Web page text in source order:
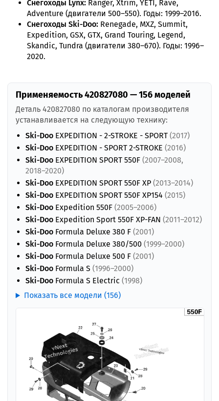
Снегоходы Lynx: Ranger, Xtrim, YETI, Rave,
Adventure (двигатели 500–550). Годы: 1999–2016.
Снегоходы Ski-Doo: Renegade, MXZ, Summit,
Expedition, GSX, GTX, Grand Touring, Legend,
Skandic, Tundra (двигатели 380–670). Годы: 1996–
2020.
Применяемость 420827080 — 156 моделей
Деталь 420827080 по каталогам производителя
устанавливается на следующую технику:
Ski-Doo EXPEDITION - 2-STROKE - SPORT (2017)
Ski-Doo EXPEDITION - SPORT 2-STROKE (2016)
Ski-Doo EXPEDITION SPORT 550F (2007–2008,
2018–2020)
Ski-Doo EXPEDITION SPORT 550F XP (2013–2014)
Ski-Doo EXPEDITION SPORT 550F XP154 (2015)
Ski-Doo Expedition 550F (2005–2006)
Ski-Doo Expedition Sport 550F XP-FAN (2011–2012)
Ski-Doo Formula Deluxe 380 F (2001)
Ski-Doo Formula Deluxe 380/500 (1999–2000)
Ski-Doo Formula Deluxe 500 F (2001)
Ski-Doo Formula S (1996–2000)
Ski-Doo Formula S Electric (1998)
Показать все модели (156)